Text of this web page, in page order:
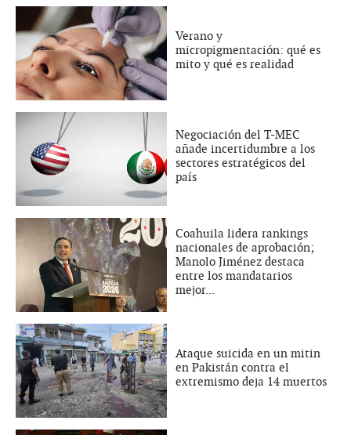
Verano y
micropigmentación: qué es
mito y qué es realidad
Negociación del T-MEC
añade incertidumbre a los
sectores estratégicos del
país
Coahuila lidera rankings
nacionales de aprobación;
Manolo Jiménez destaca
entre los mandatarios
mejor...
Ataque suicida en un mitin
en Pakistán contra el
extremismo deja 14 muertos